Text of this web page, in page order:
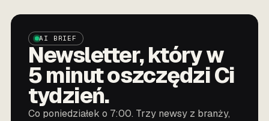
AI BRIEF
Newsletter, który w
5 minut oszczędzi Ci
tydzień.
Co poniedziałek o 7:00. Trzy newsy z branży,